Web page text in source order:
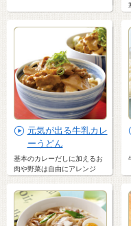
元気が出る牛乳カレ
ーうどん
基本のカレーだしに加えるお
肉や野菜は自由にアレンジ